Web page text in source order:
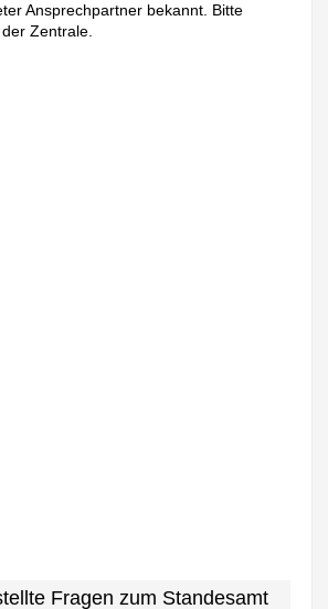
Ansprechpartner bekannt. Bitte
Zentrale.
Fragen zum Standesamt